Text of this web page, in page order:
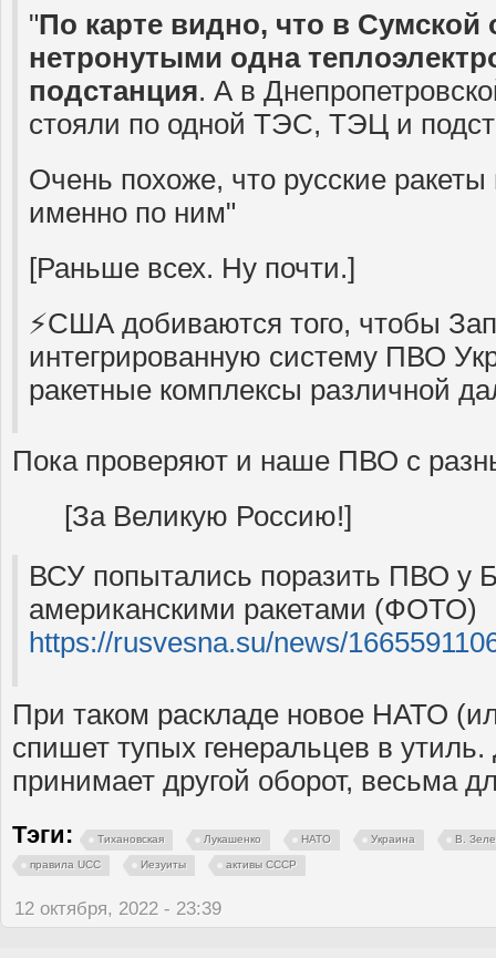
"По карте видно, что в Сумской
нетронутыми одна
подстанция. А в
стояли по одной ТЭС, ТЭЦ и
Очень похоже, что русские
именно по ним"
[Раньше всех. Ну почти.]
⚡️США добиваются того, чтобы
интегрированную систему ПВО
ракетные комплексы различной
Пока проверяют и наше ПВО с
[За Великую Россию!]
ВСУ попытались поразить ПВО у
американскими ракетами (ФОТО)
https://rusvesna.su/news/
При таком раскладе новое НАТО
спишет тупых генеральцев в утиль.
принимает другой оборот, весьма
Тэги: Тихановская Лукашенко НАТО Украина В.
правила UCC Иезуиты активы СССР
12 октября, 2022 - 23:39